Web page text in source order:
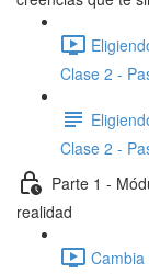
Clase 2 -
Clase 2 -
Parte 1 -
realidad